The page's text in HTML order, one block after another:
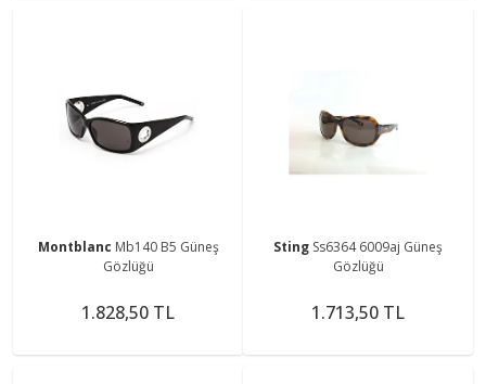
Montblanc Mb140 B5 Güneş
Gözlüğü
1.828,50 TL
Sting Ss6364 6009aj Güneş
Gözlüğü
1.713,50 TL